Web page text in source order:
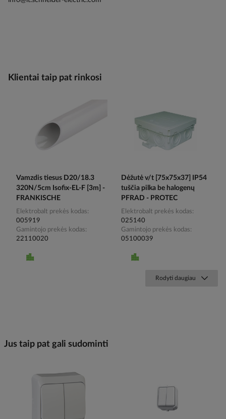
Klientai taip pat rinkosi
Vamzdis tiesus D20/18.3
320N/5cm Isofix-EL-F [3m] -
FRANKISCHE
Elektrobalt prekės kodas
005919
Gamintojo prekės kodas
22110020
Dėžutė v/t [75x75x37] IP54
tuščia pilka be halogenų
PFRAD - PROTEC
Elektrobalt prekės kodas
025140
Gamintojo prekės kodas
05100039
Rodyti daugiau
Jus taip pat gali sudominti